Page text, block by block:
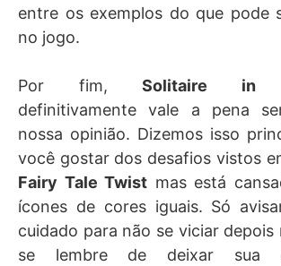
entre os exemplos do que pode
no jogo.
Por fim, Solitaire in
definitivamente vale a pena
nossa opinião. Dizemos isso
você gostar dos desafios vistos
Fairy Tale Twist mas está
ícones de cores iguais. Só
cuidado para não se viciar depois
se lembre de deixar sua